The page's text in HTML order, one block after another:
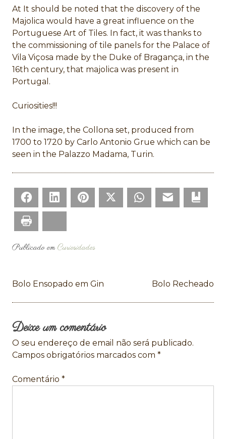
At It should be noted that the discovery of the
Majolica would have a great influence on the
Portuguese Art of Tiles. In fact, it was thanks to
the commissioning of tile panels for the Palace of
Vila Viçosa made by the Duke of Bragança, in the
16th century, that majolica was present in
Portugal.
Curiosities!!!
In the image, the Collona set, produced from
1700 to 1720 by Carlo Antonio Grue which can be
seen in the Palazzo Madama, Turin.
Facebook LinkedIn Pinterest Twitter WhatsApp
Publicado emCuriosidades
Navegação
de
artigos
Bolo Ensopado em Gin Bolo Recheado
Deixe um comentário
O seu endereço de email não será publicado.
Campos obrigatórios marcados com *
Comentário *